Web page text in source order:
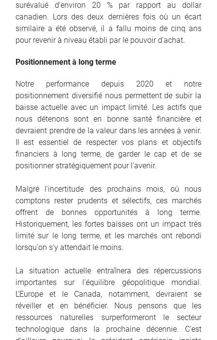
surévalué d’environ 20 % par rapport au dollar
canadien. Lors des deux dernières fois où un écart
similaire a été observé, il a fallu moins de cinq ans
pour revenir à niveau établi par le pouvoir d’achat.
Positionnement à long terme
Notre performance depuis 2020 et notre
positionnement diversifié nous permettent de subir la
baisse actuelle avec un impact limité. Les actifs que
nous détenons sont en bonne santé financière et
devraient prendre de la valeur dans les années à venir.
Il est essentiel de respecter vos plans et objectifs
financiers à long terme, de garder le cap et de se
positionner stratégiquement pour l'avenir.
Malgré l'incertitude des prochains mois, où nous
comptons rester prudents et sélectifs, ces marchés
offrent de bonnes opportunités à long terme.
Historiquement, les fortes baisses ont un impact très
limité sur le long terme, et les marchés ont rebondi
lorsqu'on s'y attendait le moins.
La situation actuelle entraînera des répercussions
importantes sur l'équilibre géopolitique mondial.
L'Europe et le Canada, notamment, devraient se
réveiller et en bénéficier. Nous pensons que les
ressources naturelles surperformeront le secteur
technologique dans la prochaine décennie. C'est